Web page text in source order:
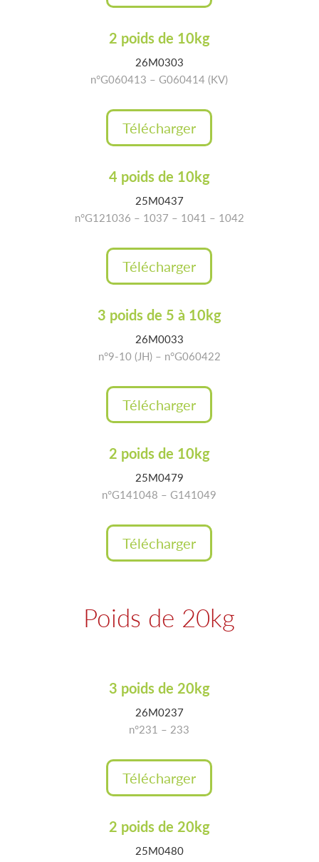
2 poids de 10kg
26M0303
n°G060413 – G060414 (KV)
Télécharger
4 poids de 10kg
25M0437
n°G121036 – 1037 – 1041 – 1042
Télécharger
3 poids de 5 à 10kg
26M0033
n°9-10 (JH) – n°G060422
Télécharger
2 poids de 10kg
25M0479
n°G141048 – G141049
Télécharger
Poids de 20kg
3 poids de 20kg
26M0237
n°231 – 233
Télécharger
2 poids de 20kg
25M0480